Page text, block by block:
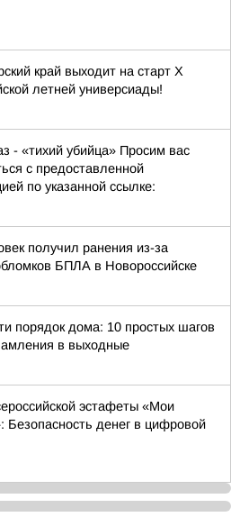
край выходит на старт X
летней универсиады!
- «тихий убийца» Просим вас
с предоставленной
по указанной ссылке:
получил ранения из-за
БПЛА в Новороссийске
порядок дома: 10 простых шагов
в выходные
эстафеты «Мои
Безопасность денег в цифровой